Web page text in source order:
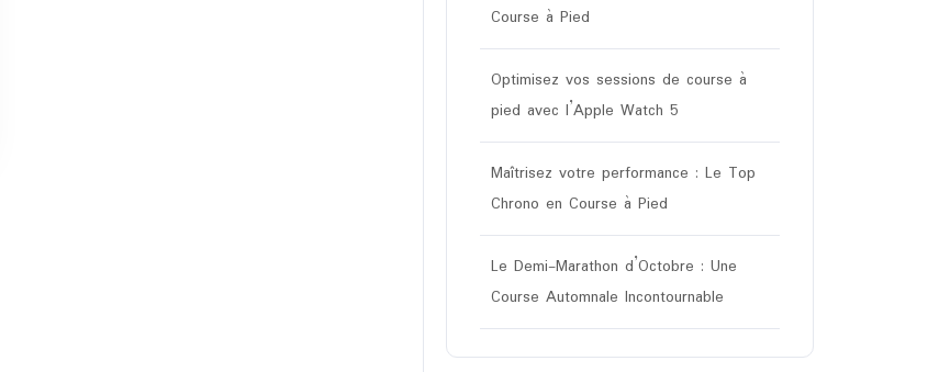
Course à Pied
Optimisez vos sessions de course à
pied avec l’Apple Watch 5
Maîtrisez votre performance : Le Top
Chrono en Course à Pied
Le Demi-Marathon d’Octobre : Une
Course Automnale Incontournable